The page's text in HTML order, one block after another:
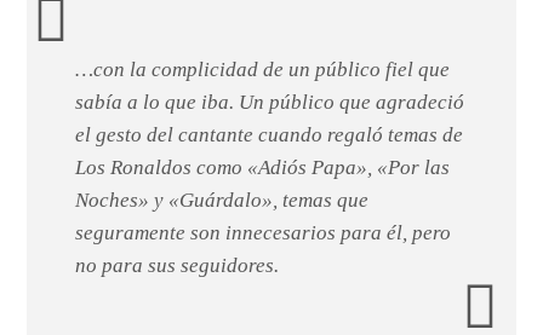
…con la complicidad de un público fiel que
sabía a lo que iba. Un público que agradeció
el gesto del cantante cuando regaló temas de
Los Ronaldos como «Adiós Papa», «Por las
Noches» y «Guárdalo», temas que
seguramente son innecesarios para él, pero
no para sus seguidores.